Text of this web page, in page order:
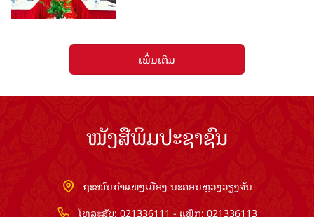
ເພີ່ມເຕີມ
ໜັງສືພິມປະຊາຊົນ
ຖະໜົນກຳແພງເມືອງ ນະຄອນຫຼວງວຽງຈັນ
ໂທລະສັບ: 021336111 - ແຟັກ: 021336113